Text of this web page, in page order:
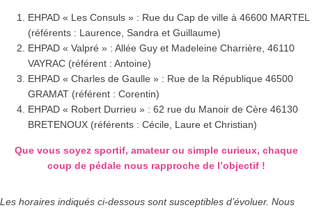
EHPAD « Les Consuls » : Rue du Cap de ville à 46600 MARTEL
(référents : Laurence, Sandra et Guillaume)
EHPAD « Valpré » : Allée Guy et Madeleine Charrière, 46110
VAYRAC (référent : Antoine)
EHPAD « Charles de Gaulle » : Rue de la République 46500
GRAMAT (référent : Corentin)
EHPAD « Robert Durrieu » : 62 rue du Manoir de Cère 46130
BRETENOUX (référents : Cécile, Laure et Christian)
Que vous soyez sportif, amateur ou simple curieux, chaque
coup de pédale nous rapproche de l’objectif !
Les horaires indiqués ci-dessous sont susceptibles d’évoluer. Nous